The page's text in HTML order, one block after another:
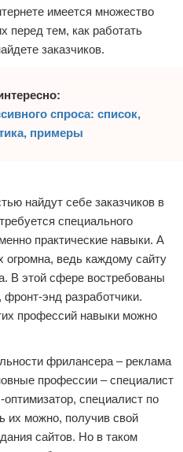
имеется множество
перед тем, как работать
заказчиков.
спроса: список,
примеры
найдут себе заказчиков в
специального
практические навыки. А
огромна, ведь каждому сайту
В этой сфере востребованы
энд разработчики.
профессий навыки можно
фрилансера – реклама
профессии – специалист
специалист по
их можно, получив свой
сайтов. Но в таком